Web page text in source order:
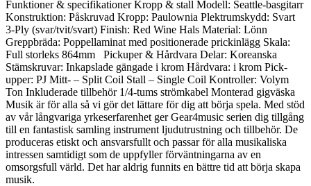
Funktioner & specifikationer Kropp & stall Modell: Seattle-basgitarr
Konstruktion: Påskruvad Kropp: Paulownia Plektrumskydd: Svart
3-Ply (svar/tvit/svart) Finish: Red Wine Hals Material: Lönn
Greppbräda: Poppellaminat med positionerade prickinlägg Skala:
Full storleks 864mm Pickuper & Hårdvara Delar: Koreanska
Stämskruvar: Inkapslade gängade i krom Hårdvara: i krom Pick-
upper: PJ Mitt- – Split Coil Stall – Single Coil Kontroller: Volym
Ton Inkluderade tillbehör 1/4-tums strömkabel Monterad gigväska
Musik är för alla så vi gör det lättare för dig att börja spela. Med stöd
av vår långvariga yrkeserfarenhet ger Gear4music serien dig tillgång
till en fantastisk samling instrument ljudutrustning och tillbehör. De
produceras etiskt och ansvarsfullt och passar för alla musikaliska
intressen samtidigt som de uppfyller förväntningarna av en
omsorgsfull värld. Det har aldrig funnits en bättre tid att börja skapa
musik.